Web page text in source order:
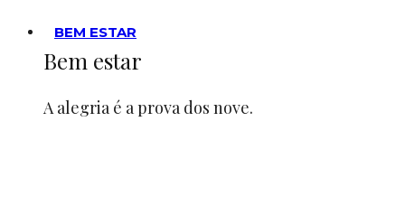
BEM ESTAR
Bem estar
A alegria é a prova dos nove.